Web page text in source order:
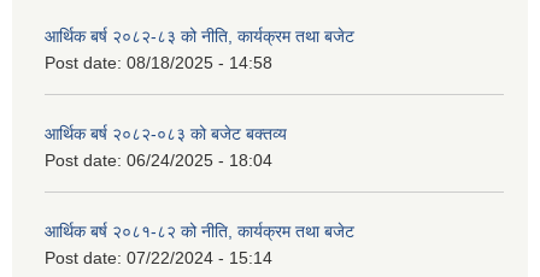
आर्थिक बर्ष २०८२-८३ को नीति, कार्यक्रम तथा बजेट
Post date: 08/18/2025 - 14:58
आर्थिक बर्ष २०८२-०८३ को बजेट बक्तव्य
Post date: 06/24/2025 - 18:04
आर्थिक बर्ष २०८१-८२ को नीति, कार्यक्रम तथा बजेट
Post date: 07/22/2024 - 15:14